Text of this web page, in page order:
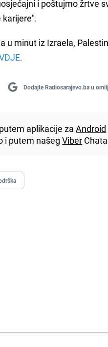
i poštujmo žrtve
u minut iz Izraela,
Dodajte Radiosarajevo.ba u
aplikacije zaAndroid
i putem našegViber